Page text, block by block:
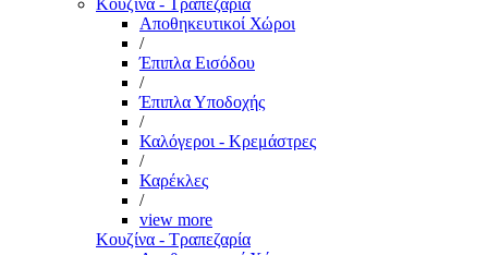
Κουζίνα - Τραπεζαρία
Αποθηκευτικοί Χώροι
/
Έπιπλα Εισόδου
/
Έπιπλα Υποδοχής
/
Καλόγεροι - Κρεμάστρες
/
Καρέκλες
/
view more
Κουζίνα - Τραπεζαρία